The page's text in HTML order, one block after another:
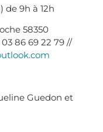
9h à 12h
58350
86 69 22 79 //
Guedon et